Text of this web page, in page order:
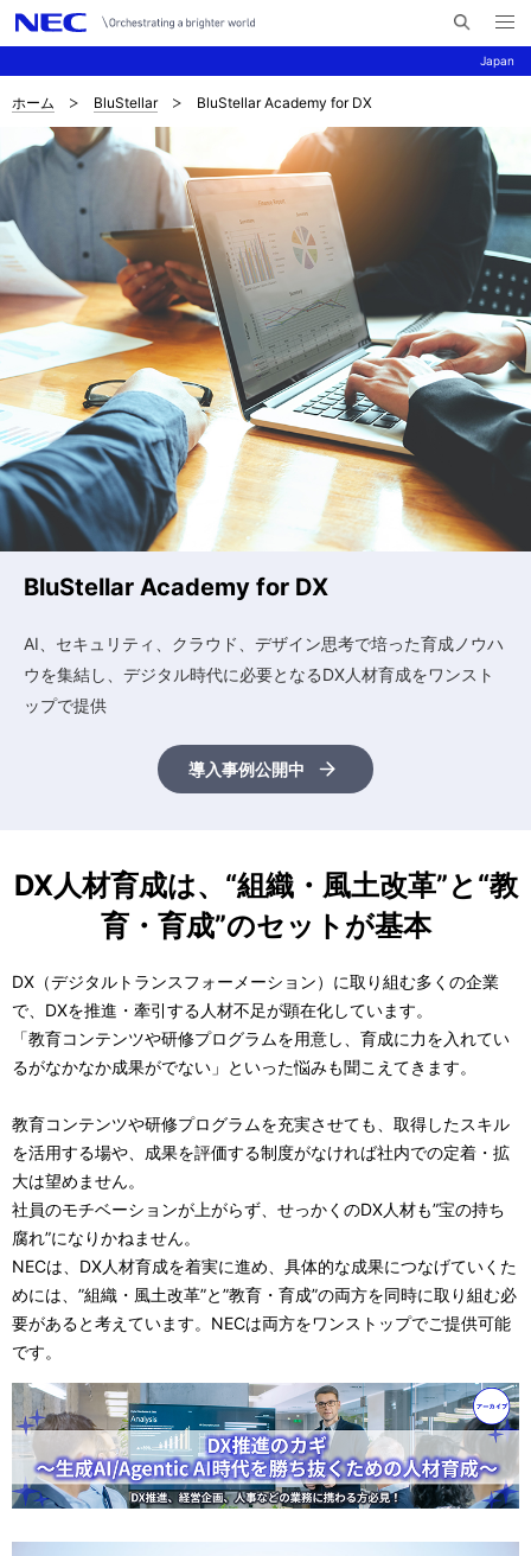
Japan
イ
検
索
メ
ニ
ュ
ナ
ビ
ゲ
ー
シ
ョ
ン
サ
イ
ト
内
の
現
在
位
置
ホーム BluStellar BluStellar Academy for DX
BluStellar Academy for DX
AI、セキュリティ、クラウド、デザイン思考で培った育成ノウハ
ウを集結し、デジタル時代に必要となるDX人材育成をワンスト
ップで提供
導入事例公開中
DX人材育成は、“組織・風土改革”と“教
育・育成”のセットが基本
DX（デジタルトランスフォーメーション）に取り組む多くの企業
で、DXを推進・牽引する人材不足が顕在化しています。
「教育コンテンツや研修プログラムを用意し、育成に力を入れてい
るがなかなか成果がでない」といった悩みも聞こえてきます。
教育コンテンツや研修プログラムを充実させても、取得したスキル
を活用する場や、成果を評価する制度がなければ社内での定着・拡
大は望めません。
社員のモチベーションが上がらず、せっかくのDX人材も”宝の持ち
腐れ”になりかねません。
NECは、DX人材育成を着実に進め、具体的な成果につなげていくた
めには、”組織・風土改革”と”教育・育成”の両方を同時に取り組む必
要があると考えています。NECは両方をワンストップでご提供可能
です。